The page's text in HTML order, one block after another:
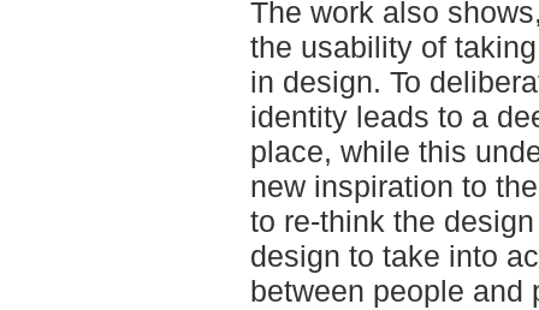
The work also
the usability of
in design. To
identity leads to a
place, while this
new inspiration to
to re-think the
design to take into
between people and